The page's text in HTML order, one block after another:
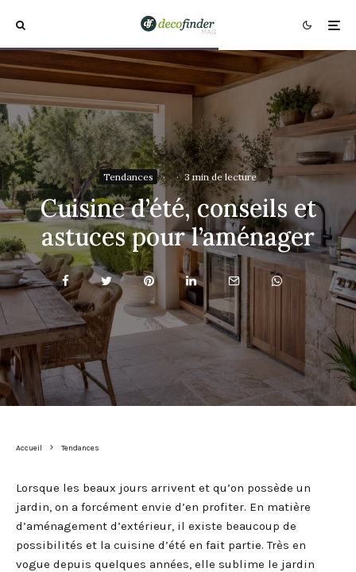
Tendances · · 3 min de lecture
Cuisine d’été, conseils et
astuces pour l’aménager
Accueil Tendances
Lorsque les beaux jours arrivent et qu’on possède un
jardin, on a forcément envie d’en profiter. En matière
d’aménagement d’extérieur, il existe beaucoup de
possibilités et la cuisine d’été en fait partie. Très en
vogue depuis quelques années, elle sublime le jardin